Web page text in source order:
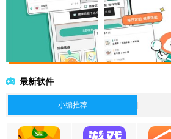
最新软件
小编推荐